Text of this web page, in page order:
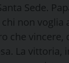
Sede.
chi non
che vincere,
La vittoria,